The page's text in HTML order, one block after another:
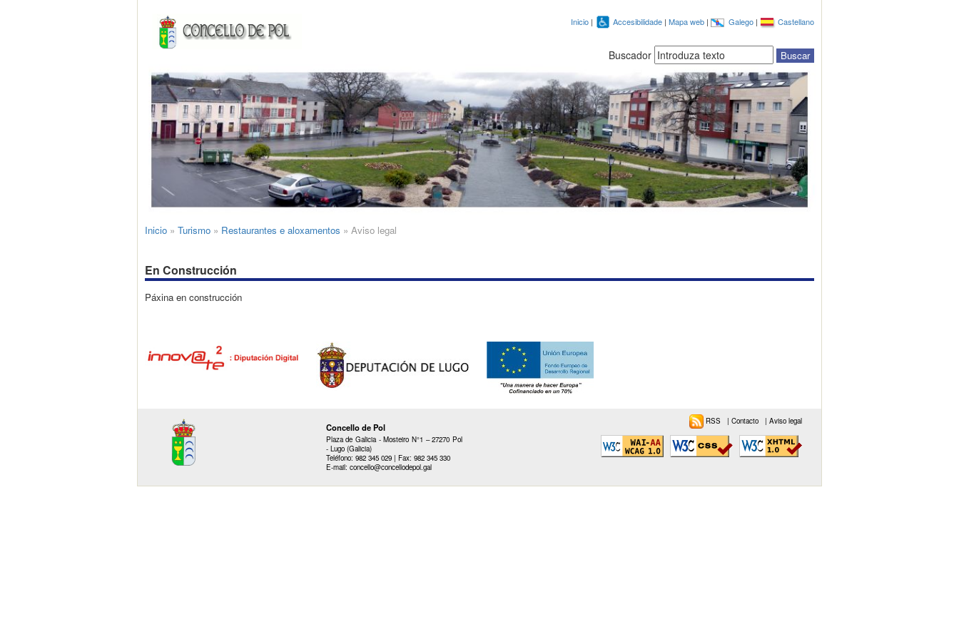
Inicio | Accesibilidade | Mapa web | Galego | Castellano
Buscador
Inicio » Turismo » Restaurantes e aloxamentos » Aviso legal
En Construcción
Páxina en construcción
Concello de Pol
Plaza de Galicia - Mosteiro N°1 – 27270 Pol
- Lugo (Galicia)
Teléfono: 982 345 029 | Fax: 982 345 330
E-mail: concello@concellodepol.gal
RSS |Contacto |Aviso legal